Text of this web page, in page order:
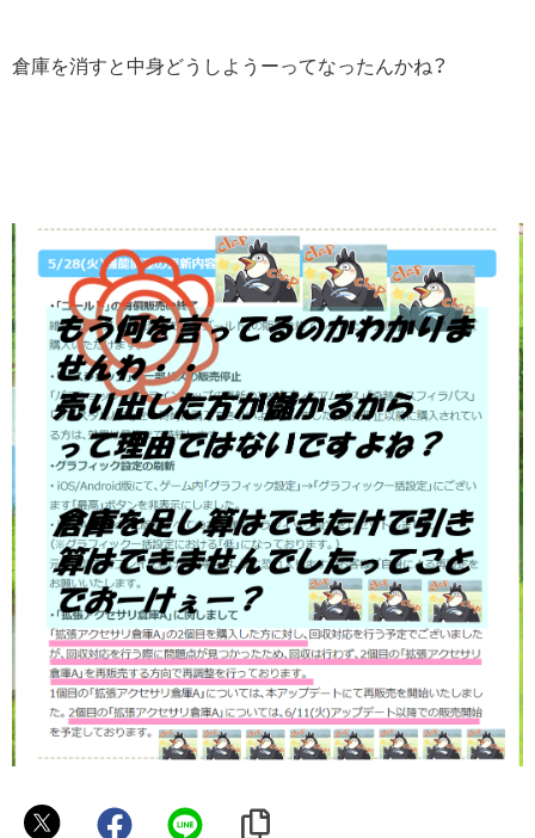
倉庫を消すと中身どうしようーってなったんかね？
〄